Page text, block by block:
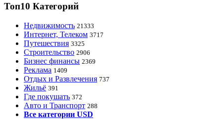
Топ10 Категорий
Недвижимость 21333
Интернет, Телеком 3717
Путешествия 3325
Строительство 2906
Бизнес финансы 2369
Реклама 1409
Отдых и Развлечения 737
Жильё 391
Где покушать 372
Авто и Транспорт 288
Все категории USD